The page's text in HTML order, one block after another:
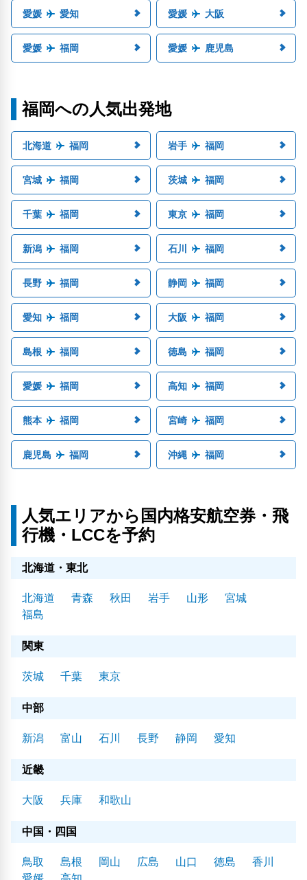
愛媛 愛知 愛媛 大阪
愛媛 福岡 愛媛 鹿児島
福岡への人気出発地
北海道 福岡 岩手 福岡
宮城 福岡 茨城 福岡
千葉 福岡 東京 福岡
新潟 福岡 石川 福岡
長野 福岡 静岡 福岡
愛知 福岡 大阪 福岡
島根 福岡 徳島 福岡
愛媛 福岡 高知 福岡
熊本 福岡 宮崎 福岡
鹿児島 福岡 沖縄 福岡
人気エリアから国内格安航空券・飛
行機・LCCを予約
北海道・東北
北海道 青森 秋田 岩手 山形
宮城
福島
関東
茨城 千葉 東京
中部
新潟 富山 石川 長野 静岡 愛知
近畿
大阪 兵庫 和歌山
中国・四国
鳥取 島根 岡山 広島 山口 徳島
香川